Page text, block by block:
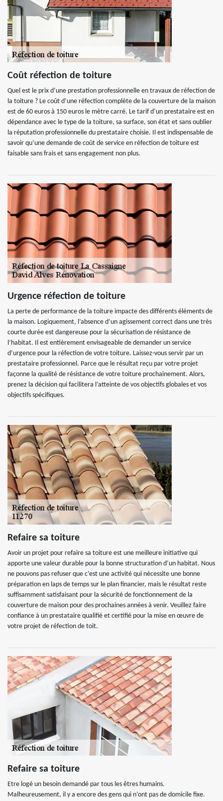
Coût réfection de toiture
Quel est le prix d’une prestation professionnelle en travaux de réfection de
la toiture ? Le coût d’une réfection complète de la couverture de la maison
est de 60 euros à 150 euros le mètre carré. Le tarif d’un prestataire est en
dépendance avec le type de la toiture, sa surface, son état et sans oublier
la réputation professionnelle du prestataire choisie. Il est indispensable de
savoir qu’une demande de coût de service en réfection de toiture est
faisable sans frais et sans engagement non plus.
Urgence réfection de toiture
La perte de performance de la toiture impacte des différents éléments de
la maison. Logiquement, l’absence d’un agissement correct dans une très
courte durée est dangereuse pour la sécurisation de résistance de
l’habitat. Il est entièrement envisageable de demander un service
d’urgence pour la réfection de votre toiture. Laissez-vous servir par un
prestataire professionnel. Parce que le résultat reçu par votre projet
façonne la qualité de résistance de votre toiture prochainement. Alors,
prenez la décision qui facilitera l’atteinte de vos objectifs globales et vos
objectifs spécifiques.
Refaire sa toiture
Avoir un projet pour refaire sa toiture est une meilleure initiative qui
apporte une valeur durable pour la bonne structuration d’un habitat. Nous
ne pouvons pas refuser que c’est une activité qui nécessite une bonne
préparation en laps de temps sur le plan financier, mais le résultat reste
suffisamment satisfaisant pour la sécurité de fonctionnement de la
couverture de maison pour des prochaines années à venir. Veuillez faire
confiance à un prestataire qualifié et certifié pour la mise en œuvre de
votre projet de réfection de toit.
Refaire sa toiture
Etre logé un besoin demandé par tous les êtres humains.
Malheureusement, il y a encore des gens qui n’ont pas de domicile fixe.